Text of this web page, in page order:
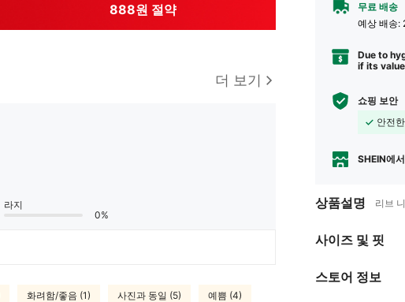
888원 절약
더 보기
라지
0%
화려함/좋음 (1) 사진과 동일 (5) 예쁨 (4)
무료 배송
예상 배송:
Due to
if its
쇼핑 보안
안전
SHEIN에
상품설명 리브
사이즈 및 핏
스토어 정보
4.87